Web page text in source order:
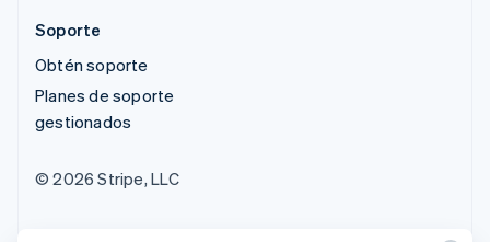
Soporte
Obtén soporte
Planes de soporte
gestionados
© 2026 Stripe, LLC